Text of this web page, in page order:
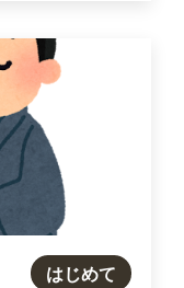
はじめて